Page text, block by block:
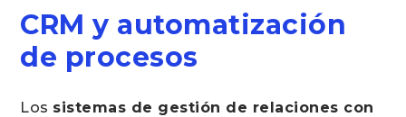
CRM y automatización
de procesos
Los sistemas de gestión de relaciones con